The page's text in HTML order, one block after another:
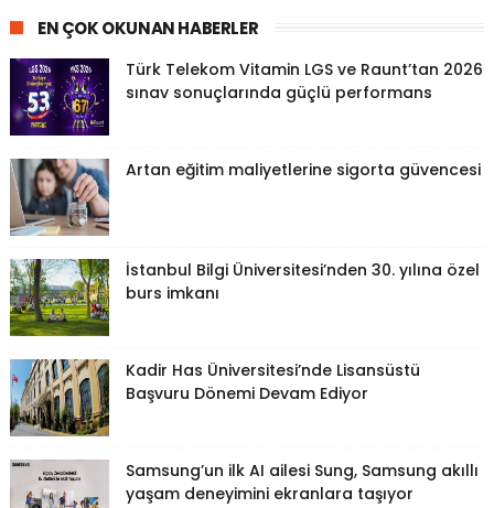
EN ÇOK OKUNAN HABERLER
Türk Telekom Vitamin LGS ve Raunt’tan 2026
sınav sonuçlarında güçlü performans
Artan eğitim maliyetlerine sigorta güvencesi
İstanbul Bilgi Üniversitesi’nden 30. yılına özel
burs imkanı
Kadir Has Üniversitesi’nde Lisansüstü
Başvuru Dönemi Devam Ediyor
Samsung’un ilk AI ailesi Sung, Samsung akıllı
yaşam deneyimini ekranlara taşıyor